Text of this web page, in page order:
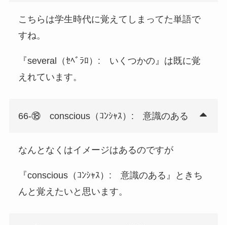
こちらは学生時代に覚えてしまってた単語で
すね。
『several（ｾﾍﾞﾗﾛ）: いくつかの』は既に覚
えれています。
66-⑱ conscious（ｺﾝｼｬｽ）: 意識のある
なんとなくはイメージはあるのですが
『conscious（ｺﾝｼｬｽ）: 意識のある』ときち
んと覚えたいと思います。